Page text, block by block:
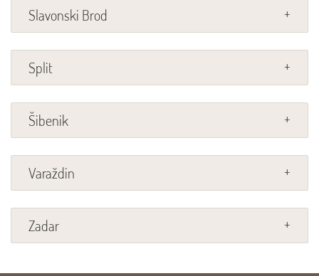
Slavonski Brod
Split
Šibenik
Varaždin
Zadar